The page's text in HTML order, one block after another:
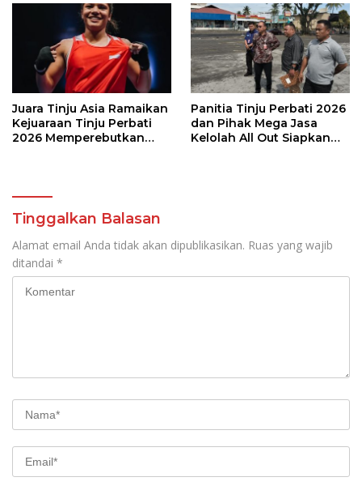
Wali Kota Manado
Juara Tinju Asia Ramaikan
Kejuaraan Tinju Perbati
2026 Memperebutkan
Panitia Tinju Perbati 2026
dan Pihak Mega Jasa
Kelolah All Out Siapkan
Tinggalkan Balasan
Alamat email Anda tidak akan dipublikasikan. Ruas yang wajib
ditandai *